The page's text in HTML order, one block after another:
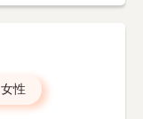
女性